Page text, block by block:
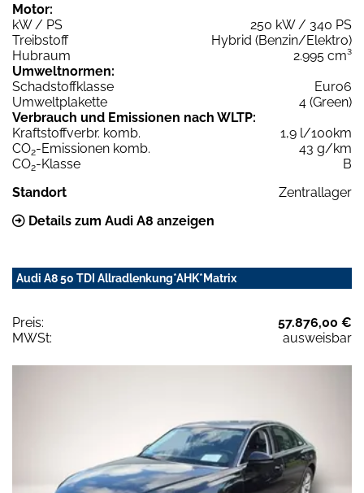
Motor:
kW / PS
250 kW / 340 PS
Treibstoff
Hybrid (Benzin/Elektro)
Hubraum
2.995 cm³
Umweltnormen:
Schadstoffklasse
Euro6
Umweltplakette
4 (Green)
Verbrauch und Emissionen nach WLTP:
Kraftstoffverbr. komb.
1,9 l/100km
CO2-Emissionen komb.
43 g/km
CO2-Klasse
B
Standort
Zentrallager
Details zum Audi A8 anzeigen
Audi A8 50 TDI Allradlenkung*AHK*Matrix
Preis:
57.876,00 €
MWSt:
ausweisbar